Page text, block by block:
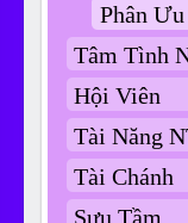
Phân Ưu
Tâm Tình
Hội Viên
Tài Năng
Tài Chánh
Sưu Tầm